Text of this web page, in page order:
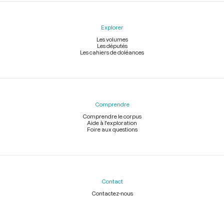
Explorer
Les volumes
Les députés
Les cahiers de doléances
Comprendre
Comprendre le corpus
Aide à l'exploration
Foire aux questions
Contact
Contactez-nous